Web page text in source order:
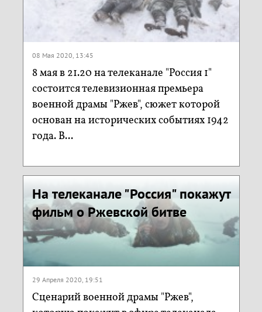
08 Мая 2020, 13:45
8 мая в 21.20 на телеканале "Россия 1"
состоится телевизионная премьера
военной драмы "Ржев", сюжет которой
основан на исторических событиях 1942
года. В...
На телеканале "Россия" покажут
фильм о Ржевской битве
29 Апреля 2020, 19:51
Сценарий военной драмы "Ржев",